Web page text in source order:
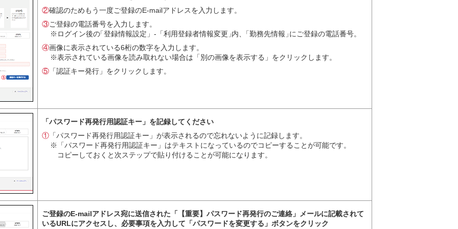
②確認のためもう一度ご登録のE-mailアドレスを入力します。
③ご登録の電話番号を入力します。
※ログイン後の「登録情報設定」-「利用登録者情報変更 」内 「勤務先情報 」にご登録の電話番号。
④画像に表示されている6桁の数字を入力します。
※表示されている画像を読み取れない場合は「別の画像を表示する」をクリックします。
⑤ 「認証キー発行」をクリックします。
「パスワード再発行用認証キー」を記録してください
① 「パスワード再発行用認証キー」が表示されるので忘れないように記録します。
※「パスワード再発行用認証キー」はテキストになっているのでコピーすることが可能です。
コピーしておくと次ステップで貼り付けることが可能になります。
ご登録のE-mailアドレス宛に送信された「【重要】パスワード再発行のご連絡」メールに記載されて
いるURLにアクセスし、必要事項を入力して「パスワードを変更する」ボタンをクリック